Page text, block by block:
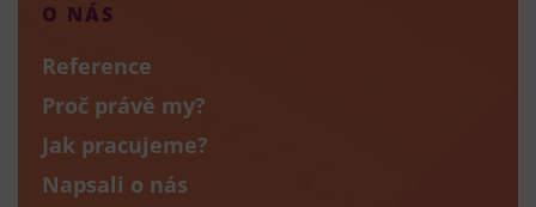
O NÁS
Reference
Proč právě my?
Jak pracujeme?
Napsali o nás